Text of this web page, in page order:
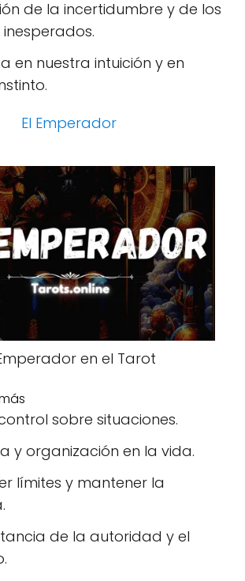
de la incertidumbre y de los
en nuestra intuición y en
El Emperador
en el Tarot
sobre situaciones.
y organización en la vida.
límites y mantener la
de la autoridad y el